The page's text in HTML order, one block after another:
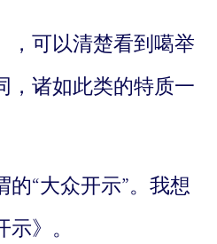
，可以清楚看到噶举
，诸如此类的特质一
“大众开示”。我想
》。